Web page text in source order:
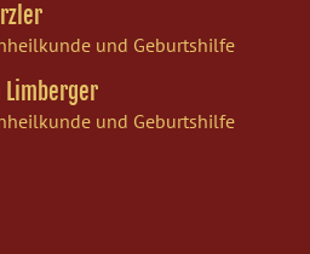
und Geburtshilfe
Limberger
und Geburtshilfe